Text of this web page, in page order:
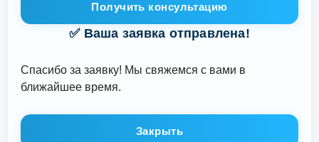
Получить консультацию
✅ Ваша заявка отправлена!
Спасибо за заявку! Мы свяжемся с вами в
ближайшее время.
Закрыть